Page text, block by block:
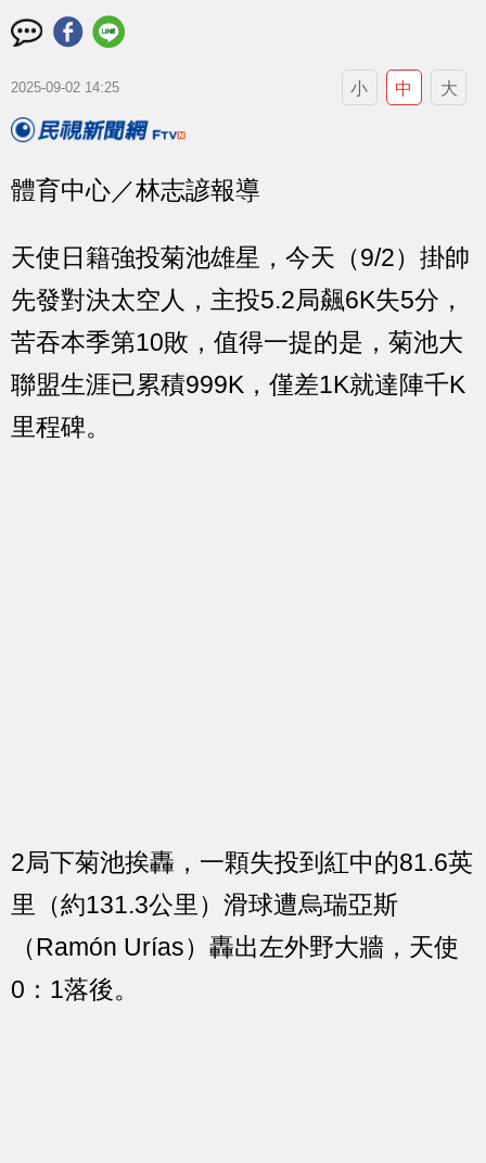
2025-09-02 14:25 小 中 大
體育中心／林志諺報導
天使日籍強投菊池雄星，今天（9/2）掛帥
先發對決太空人，主投5.2局飆6K失5分，
苦吞本季第10敗，值得一提的是，菊池大
聯盟生涯已累積999K，僅差1K就達陣千K
里程碑。
2局下菊池挨轟，一顆失投到紅中的81.6英
里（約131.3公里）滑球遭烏瑞亞斯
（Ramón Urías）轟出左外野大牆，天使
0：1落後。